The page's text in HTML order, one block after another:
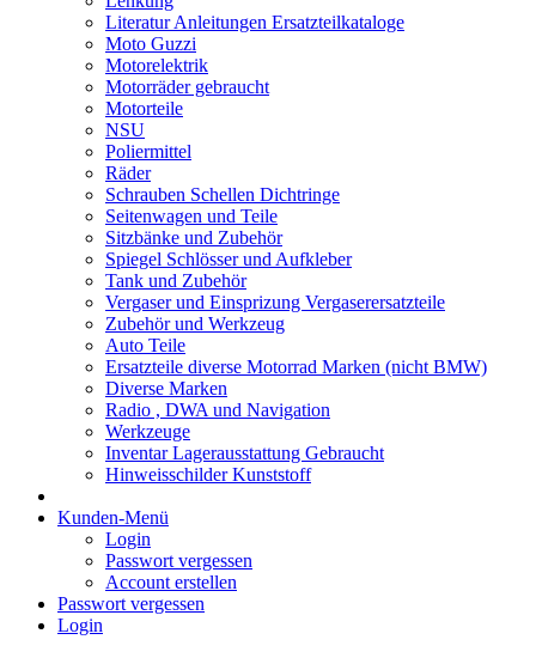
Literatur Anleitungen Ersatzteilkataloge
Moto Guzzi
Motorelektrik
Motorräder gebraucht
Motorteile
NSU
Poliermittel
Räder
Schrauben Schellen Dichtringe
Seitenwagen und Teile
Sitzbänke und Zubehör
Spiegel Schlösser und Aufkleber
Tank und Zubehör
Vergaser und Einsprizung Vergaserersatzteile
Zubehör und Werkzeug
Auto Teile
Ersatzteile diverse Motorrad Marken (nicht BMW)
Diverse Marken
Radio , DWA und Navigation
Werkzeuge
Inventar Lagerausstattung Gebraucht
Hinweisschilder Kunststoff
Kunden-Menü
Login
Passwort vergessen
Account erstellen
Passwort vergessen
Login